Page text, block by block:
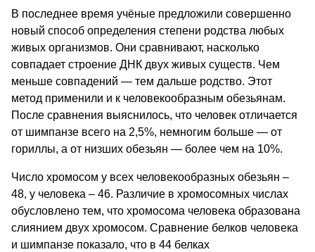
В последнее время учёные предложили совершенно
новый способ определения степени родства любых
живых организмов. Они сравнивают, насколько
совпадает строение ДНК двух живых существ. Чем
меньше совпадений — тем дальше родство. Этот
метод применили и к человекообразным обезьянам.
После сравнения выяснилось, что человек отличается
от шимпанзе всего на 2,5%, немногим больше — от
гориллы, а от низших обезьян — более чем на 10%.
Число хромосом у всех человекообразных обезьян –
48, у человека – 46. Различие в хромосомных числах
обусловлено тем, что хромосома человека образована
слиянием двух хромосом. Сравнение белков человека
и шимпанзе показало, что в 44 белках